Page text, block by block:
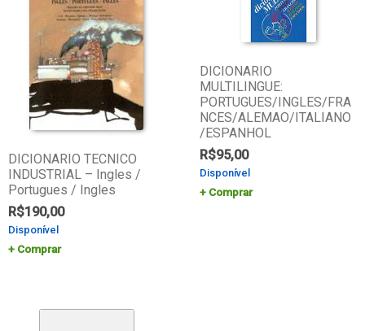
DICIONARIO TECNICO
INDUSTRIAL – Ingles /
Portugues / Ingles
R$190,00
Disponível
Comprar
DICIONARIO
MULTILINGUE:
PORTUGUES/INGLES/FRA
NCES/ALEMAO/ITALIANO
/ESPANHOL
R$95,00
Disponível
Comprar